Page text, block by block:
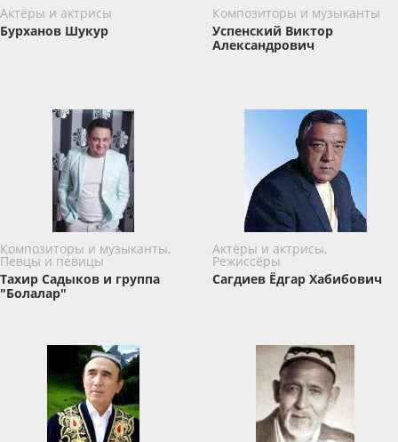
Актёры и актрисы
Бурханов Шукур
Композиторы и музыканты
Успенский Виктор
Александрович
Композиторы и музыканты,
Певцы и певицы
Тахир Садыков и группа
"Болалар"
Актёры и актрисы,
Режиссёры
Сагдиев Ёдгар Хабибович